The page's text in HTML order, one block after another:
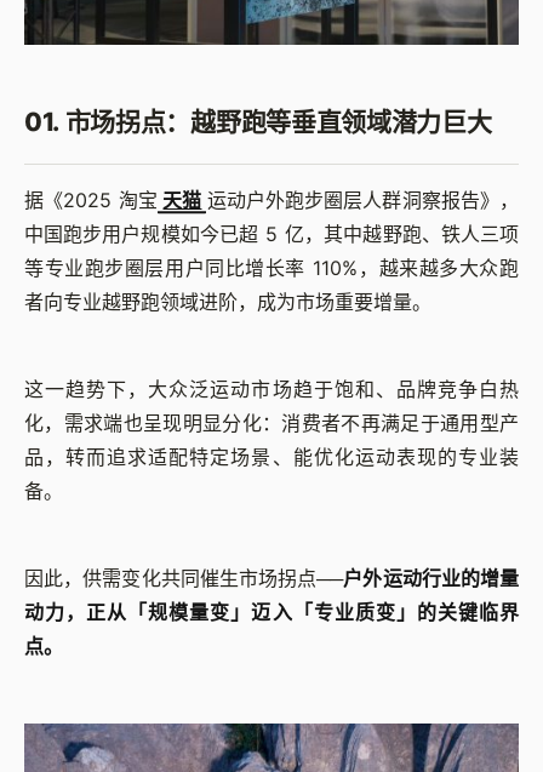
01. 市场拐点：越野跑等垂直领域潜力巨大
据《2025 淘宝 天猫 运动户外跑步圈层人群洞察报告》，
中国跑步用户规模如今已超 5 亿，其中越野跑、铁人三项
等专业跑步圈层用户同比增长率 110%，越来越多大众跑
者向专业越野跑领域进阶，成为市场重要增量。
这一趋势下，大众泛运动市场趋于饱和、品牌竞争白热
化，需求端也呈现明显分化：消费者不再满足于通用型产
品，转而追求适配特定场景、能优化运动表现的专业装
备。
因此，供需变化共同催生市场拐点──户外运动行业的增量
动力，正从「规模量变」迈入「专业质变」的关键临界
点。